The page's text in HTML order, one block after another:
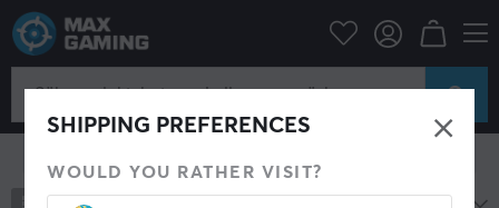
SHIPPING PREFERENCES
WOULD YOU RATHER VISIT?
Konsol Playstation Spel
Playstation Spel